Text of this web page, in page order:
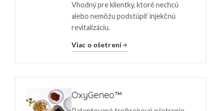
Vhodný pre klientky, ktoré nechcú
alebo nemôžu podstúpiť injekčnú
revitalizáciu.
Viac o ošetrení
OxyGeneo™